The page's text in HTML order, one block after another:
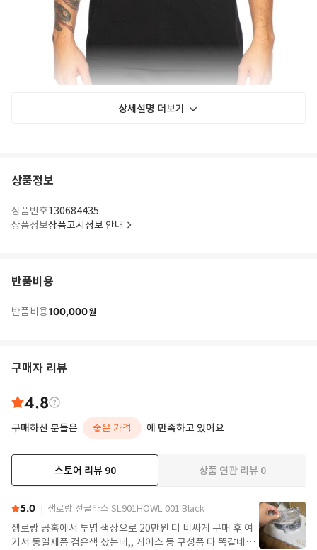
상세설명 더보기
상품정보
상품번호130684435
상품정보상품고시정보 안내
반품비용
반품비용100,000원
구매자 리뷰
4.8
구매하신 분들은 좋은 가격 에 만족하고 있어요
스토어 리뷰 90 상품 연관 리뷰 0
5.0 생로랑 선글라스 SL901HOWL 001 Black
생로랑 공홈에서 투명 색상으로 20만원 더 비싸게 구매 후 여
기서 동일제품 검은색 샀는데,, 케이스 등 구성품 다 똑같네요